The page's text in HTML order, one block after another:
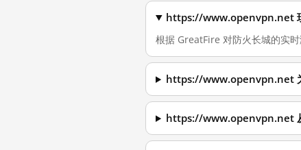
https://www.openvpn.net
根据 GreatFire 对防火长城的实
https://www.openvpn.net
https://www.openvpn.net